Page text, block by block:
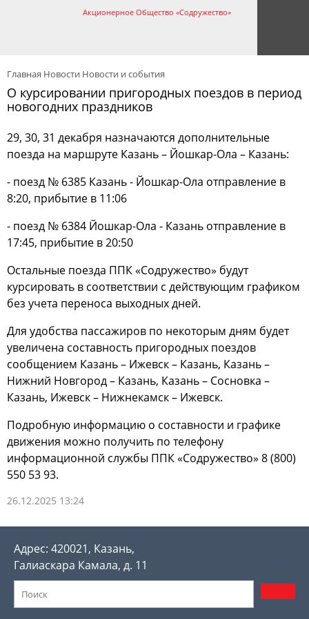
Акционерное Общество «Содружество»
Главная Новости Новости и события
О курсировании пригородных поездов в период
новогодних праздников
29, 30, 31 декабря назначаются дополнительные
поезда на маршруте Казань – Йошкар-Ола – Казань:
- поезд № 6385 Казань - Йошкар-Ола отправление в
8:20, прибытие в 11:06
- поезд № 6384 Йошкар-Ола - Казань отправление в
17:45, прибытие в 20:50
Остальные поезда ППК «Содружество» будут
курсировать в соответствии с действующим графиком
без учета переноса выходных дней.
Для удобства пассажиров по некоторым дням будет
увеличена составность пригородных поездов
сообщением Казань – Ижевск – Казань, Казань –
Нижний Новгород – Казань, Казань – Сосновка –
Казань, Ижевск – Нижнекамск – Ижевск.
Подробную информацию о составности и графике
движения можно получить по телефону
информационной службы ППК «Содружество» 8 (800)
550 53 93.
26.12.2025 13:24
Адрес: 420021, Казань,
Галиаскара Камала, д. 11